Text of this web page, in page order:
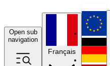
Open sub
navigation
Français